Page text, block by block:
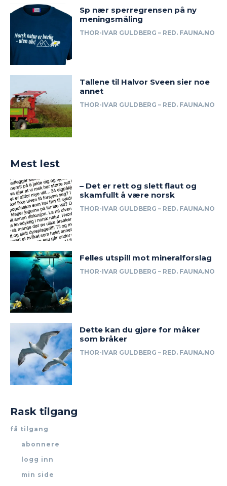
Sp nær sperregrensen på ny
meningsmåling
THOR-IVAR GULDBERG – RED. FAUNA.NO
Tallene til Halvor Sveen sier noe
annet
THOR-IVAR GULDBERG – RED. FAUNA.NO
Mest lest
– Det er rett og slett flaut og
skamfullt å være norsk
THOR-IVAR GULDBERG – RED. FAUNA.NO
Felles utspill mot mineralforslag
THOR-IVAR GULDBERG – RED. FAUNA.NO
Dette kan du gjøre for måker
som bråker
THOR-IVAR GULDBERG – RED. FAUNA.NO
Rask tilgang
få tilgang
abonnere
logg inn
min side